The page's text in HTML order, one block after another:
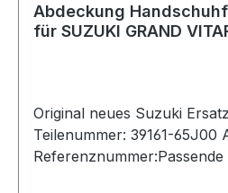
Abdeckung
für SUZUKI GRAND
Original neues Suzuki
Teilenummer: 39161-65J00 Artikelinfo: